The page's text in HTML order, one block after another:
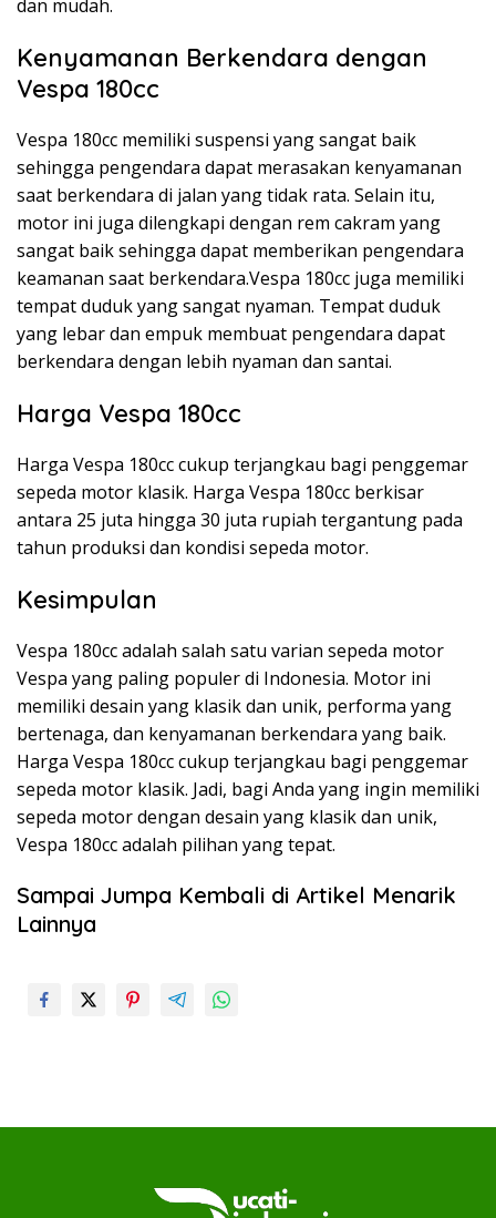
dan mudah.
Kenyamanan Berkendara dengan
Vespa 180cc
Vespa 180cc memiliki suspensi yang sangat baik
sehingga pengendara dapat merasakan kenyamanan
saat berkendara di jalan yang tidak rata. Selain itu,
motor ini juga dilengkapi dengan rem cakram yang
sangat baik sehingga dapat memberikan pengendara
keamanan saat berkendara.Vespa 180cc juga memiliki
tempat duduk yang sangat nyaman. Tempat duduk
yang lebar dan empuk membuat pengendara dapat
berkendara dengan lebih nyaman dan santai.
Harga Vespa 180cc
Harga Vespa 180cc cukup terjangkau bagi penggemar
sepeda motor klasik. Harga Vespa 180cc berkisar
antara 25 juta hingga 30 juta rupiah tergantung pada
tahun produksi dan kondisi sepeda motor.
Kesimpulan
Vespa 180cc adalah salah satu varian sepeda motor
Vespa yang paling populer di Indonesia. Motor ini
memiliki desain yang klasik dan unik, performa yang
bertenaga, dan kenyamanan berkendara yang baik.
Harga Vespa 180cc cukup terjangkau bagi penggemar
sepeda motor klasik. Jadi, bagi Anda yang ingin memiliki
sepeda motor dengan desain yang klasik dan unik,
Vespa 180cc adalah pilihan yang tepat.
Sampai Jumpa Kembali di Artikel Menarik
Lainnya